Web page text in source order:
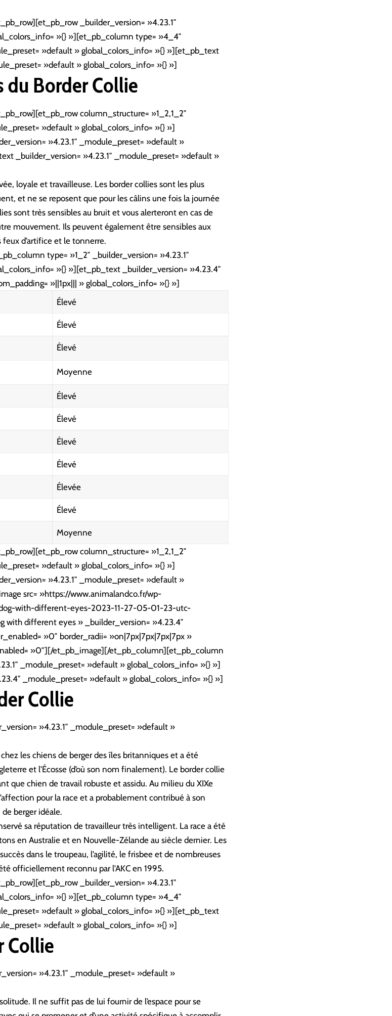
_builder_version= »4.23.1″
»{} »][et_pb_column type= »4_4″
»default » global_colors_info= »{} »][et_pb_text
»default » global_colors_info= »{} »]
du Border Collie
column_structure= »1_2,1_2″
»default » global_colors_info= »{} »]
»4.23.1″ _module_preset= »default »
_builder_version= »4.23.1″ _module_preset= »default »
loyale et travailleuse. Les border collies sont les plus
et ne se reposent que pour les câlins une fois la journée
sont très sensibles au bruit et vous alerteront en cas de
mouvement. Ils peuvent également être sensibles aux
d’artifice et le tonnerre.
type= »1_2″ _builder_version= »4.23.1″
»{} »][et_pb_text _builder_version= »4.23.4″
»||1px||| » global_colors_info= »{} »]
Élevé
Élevé
Élevé
Moyenne
Élevé
Élevé
Élevé
Élevé
Élevée
Élevé
Moyenne
column_structure= »1_2,1_2″
»default » global_colors_info= »{} »]
»4.23.1″ _module_preset= »default »
src= »https://www.animalandco.fr/wp-
with-different-eyes-2023-11-27-05-01-23-utc-
with different eyes » _builder_version= »4.23.4″
»0″ border_radii= »on|7px|7px|7px|7px »
»0″][/et_pb_image][/et_pb_column][et_pb_column
_module_preset= »default » global_colors_info= »{} »]
_module_preset= »default » global_colors_info= »{} »]
Collie
»4.23.1″ _module_preset= »default »
les chiens de berger des îles britanniques et a été
et l’Écosse (d’où son nom finalement). Le border collie
que chien de travail robuste et assidu. Au milieu du XIXe
pour la race et a probablement contribué à son
berger idéale.
sa réputation de travailleur très intelligent. La race a été
en Australie et en Nouvelle-Zélande au siècle dernier. Les
dans le troupeau, l’agilité, le frisbee et de nombreuses
officiellement reconnu par l’AKC en 1995.
_builder_version= »4.23.1″
»{} »][et_pb_column type= »4_4″
»default » global_colors_info= »{} »][et_pb_text
»default » global_colors_info= »{} »]
Collie
»4.23.1″ _module_preset= »default »
Il ne suffit pas de lui fournir de l’espace pour se